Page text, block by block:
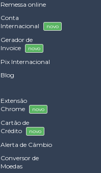
Remessa online
Conta
Internacional
novo
Gerador de
Invoice
novo
Pix Internacional
Blog
Extensão
Chrome
novo
Cartão de
Crédito
novo
Alerta de Câmbio
Conversor de
Moedas